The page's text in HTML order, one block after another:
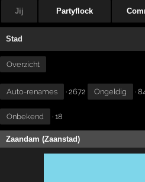
Jij Partyflock
Stad
Overzicht
Auto-renames · 2672 Ongeldig ·
Onbekend · 18
Zaandam (Zaanstad)